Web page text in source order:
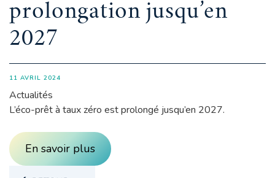
prolongation jusqu’en
2027
11 AVRIL 2024
Actualités
L’éco-prêt à taux zéro est prolongé jusqu’en 2027.
En savoir plus